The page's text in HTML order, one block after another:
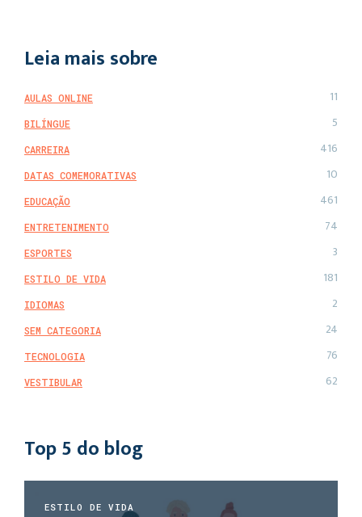
Leia mais sobre
AULAS ONLINE 11
BILÍNGUE 5
CARREIRA 416
DATAS COMEMORATIVAS 10
EDUCAÇÃO 461
ENTRETENIMENTO 74
ESPORTES 3
ESTILO DE VIDA 181
IDIOMAS 2
SEM CATEGORIA 24
TECNOLOGIA 76
VESTIBULAR 62
Top 5 do blog
ESTILO DE VIDA